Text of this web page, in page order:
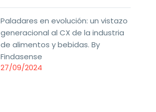
Paladares en evolución: un vistazo
generacional al CX de la industria
de alimentos y bebidas. By
Findasense
27/09/2024